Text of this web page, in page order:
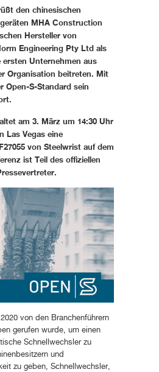
den chinesischen
MHA Construction
Hersteller von
Engineering Pty Ltd als
ersten Unternehmen aus
Organisation beitreten. Mit
Open-S-Standard sein
am 3. März um 14:30 Uhr
Las Vegas eine
von Steelwrist auf dem
ist Teil des offiziellen
von den Branchenführern
gerufen wurde, um einen
Schnellwechsler zu
und
zu geben, Schnellwechsler,